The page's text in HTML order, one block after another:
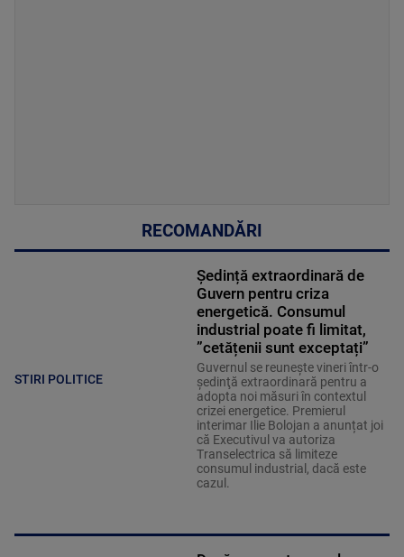
RECOMANDĂRI
STIRI POLITICE
Ședință extraordinară de
Guvern pentru criza
energetică. Consumul
industrial poate fi limitat,
”cetățenii sunt exceptați”
Guvernul se reuneşte vineri într-o
şedinţă extraordinară pentru a
adopta noi măsuri în contextul
crizei energetice. Premierul
interimar Ilie Bolojan a anunțat joi
că Executivul va autoriza
Transelectrica să limiteze
consumul industrial, dacă este
cazul.